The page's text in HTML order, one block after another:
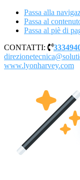
Passa alla
Passa al
Passa al piè di
CONTATTI:
www.lyonharvey.com